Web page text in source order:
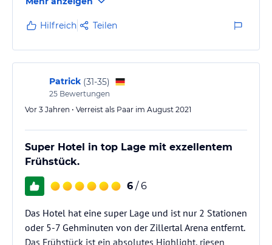
Durch die Aktivcard haben wir eine Woche autofreier
Wanderurlaub im Zillertal verbracht, da
alle Ziele ganz bequem mit Bus oder Bahn zu
erreichen sind!!
Hilfreich Teilen
Patrick (31-35)
25 Bewertungen
Vor 3 Jahren • Verreist als Paar im August 2021
Super Hotel in top Lage mit exzellentem
Frühstück.
6 / 6
Das Hotel hat eine super Lage und ist nur 2 Stationen
oder 5-7 Gehminuten von der Zillertal Arena entfernt.
Das Frühstück ist ein absolutes Highlight, riesen